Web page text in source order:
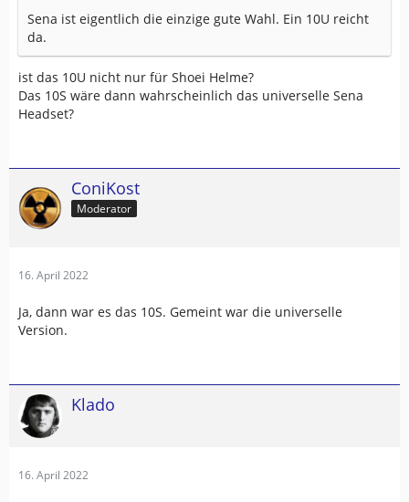
Sena ist eigentlich die einzige gute Wahl. Ein 10U reicht
da.
ist das 10U nicht nur für Shoei Helme?
Das 10S wäre dann wahrscheinlich das universelle Sena
Headset?
ConiKost
Moderator
16. April 2022
Ja, dann war es das 10S. Gemeint war die universelle
Version.
Klado
16. April 2022